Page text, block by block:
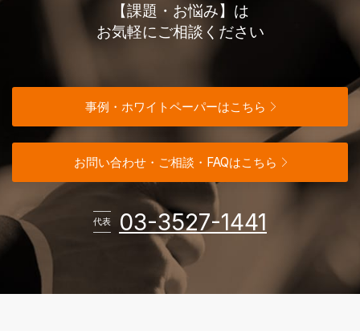
【課題・お悩み】は
お気軽にご相談ください
事例・ホワイトペーパーはこちら
お問い合わせ・ご相談・FAQはこちら
代表 03-3527-1441